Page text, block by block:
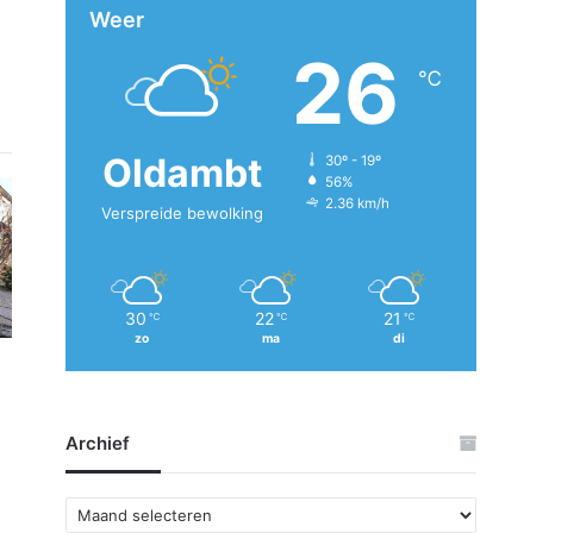
Weer
Oldambt
Verspreide bewolking
26 ℃
30º - 19º
56%
2.36 km/h
30 ℃
zo
22 ℃
ma
21 ℃
di
Archief